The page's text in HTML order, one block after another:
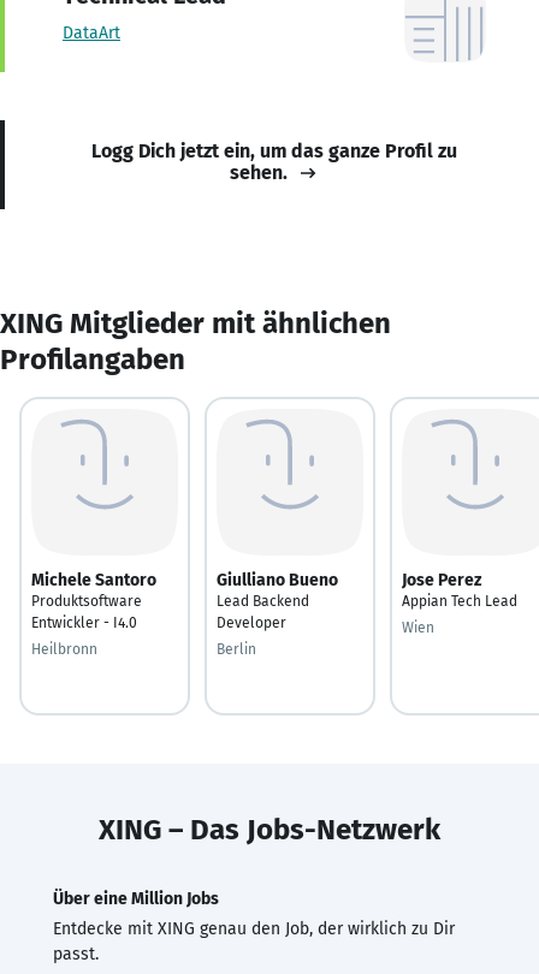
DataArt
Logg Dich jetzt ein, um das ganze Profil zu
sehen.
XING Mitglieder mit ähnlichen
Profilangaben
Michele Santoro
Produktsoftware
Entwickler - I4.0
Heilbronn
Giulliano Bueno
Lead Backend
Developer
Berlin
Jose Perez
Appian Tech Lead
Wien
XING – Das Jobs-Netzwerk
Über eine Million Jobs
Entdecke mit XING genau den Job, der wirklich zu Dir
passt.